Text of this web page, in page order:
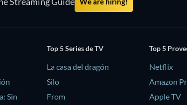
Sin
Top 5 Series de TV
La casa del dragón
Silo
From
Top 5
Netflix
Amazon
Apple TV